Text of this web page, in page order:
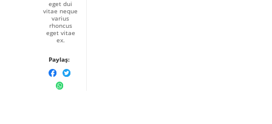
eget dui
vitae neque
varius
rhoncus
eget vitae
ex.
Paylaş: